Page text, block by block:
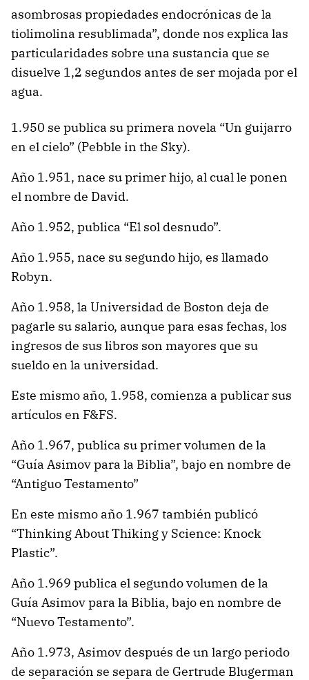
asombrosas propiedades endocrónicas de la
tiolimolina resublimada”, donde nos explica las
particularidades sobre una sustancia que se
disuelve 1,2 segundos antes de ser mojada por el
agua.
1.950 se publica su primera novela “Un guijarro
en el cielo” (Pebble in the Sky).
Año 1.951, nace su primer hijo, al cual le ponen
el nombre de David.
Año 1.952, publica “El sol desnudo”.
Año 1.955, nace su segundo hijo, es llamado
Robyn.
Año 1.958, la Universidad de Boston deja de
pagarle su salario, aunque para esas fechas, los
ingresos de sus libros son mayores que su
sueldo en la universidad.
Este mismo año, 1.958, comienza a publicar sus
artículos en F&FS.
Año 1.967, publica su primer volumen de la
“Guía Asimov para la Biblia”, bajo en nombre de
“Antiguo Testamento”
En este mismo año 1.967 también publicó
“Thinking About Thiking y Science: Knock
Plastic”.
Año 1.969 publica el segundo volumen de la
Guía Asimov para la Biblia, bajo en nombre de
“Nuevo Testamento”.
Año 1.973, Asimov después de un largo periodo
de separación se separa de Gertrude Blugerman